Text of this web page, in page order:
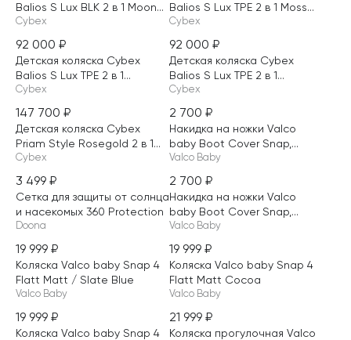
Balios S Lux BLK 2 в 1 Moon...
Cybex
Balios S Lux TPE 2 в 1 Moss...
Cybex
НОВИНКА
92 000 ₽
Детская коляска Cybex
Balios S Lux TPE 2 в 1...
Cybex
НОВИНКА
92 000 ₽
Детская коляска Cybex
Balios S Lux TPE 2 в 1...
Cybex
НОВИНКА
147 700 ₽
Детская коляска Cybex
Priam Style Rosegold 2 в 1...
Cybex
НОВИНКА
ТОЛЬКО НА САЙТЕ
2 700 ₽
Накидка на ножки Valco
baby Boot Cover Snap,...
Valco Baby
3 499 ₽
Сетка для защиты от солнца
и насекомых 360 Protection
Doona
НОВИНКА
ТОЛЬКО НА САЙТЕ
2 700 ₽
Накидка на ножки Valco
baby Boot Cover Snap,...
Valco Baby
НОВИНКА
19 999 ₽
Коляска Valco baby Snap 4
Flatt Matt / Slate Blue
Valco Baby
НОВИНКА
19 999 ₽
Коляска Valco baby Snap 4
Flatt Matt Cocoa
Valco Baby
НОВИНКА
ТОЛЬКО НА САЙТЕ
19 999 ₽
Коляска Valco baby Snap 4
НОВИНКА
ТОЛЬКО НА САЙТЕ
21 999 ₽
Коляска прогулочная Valco